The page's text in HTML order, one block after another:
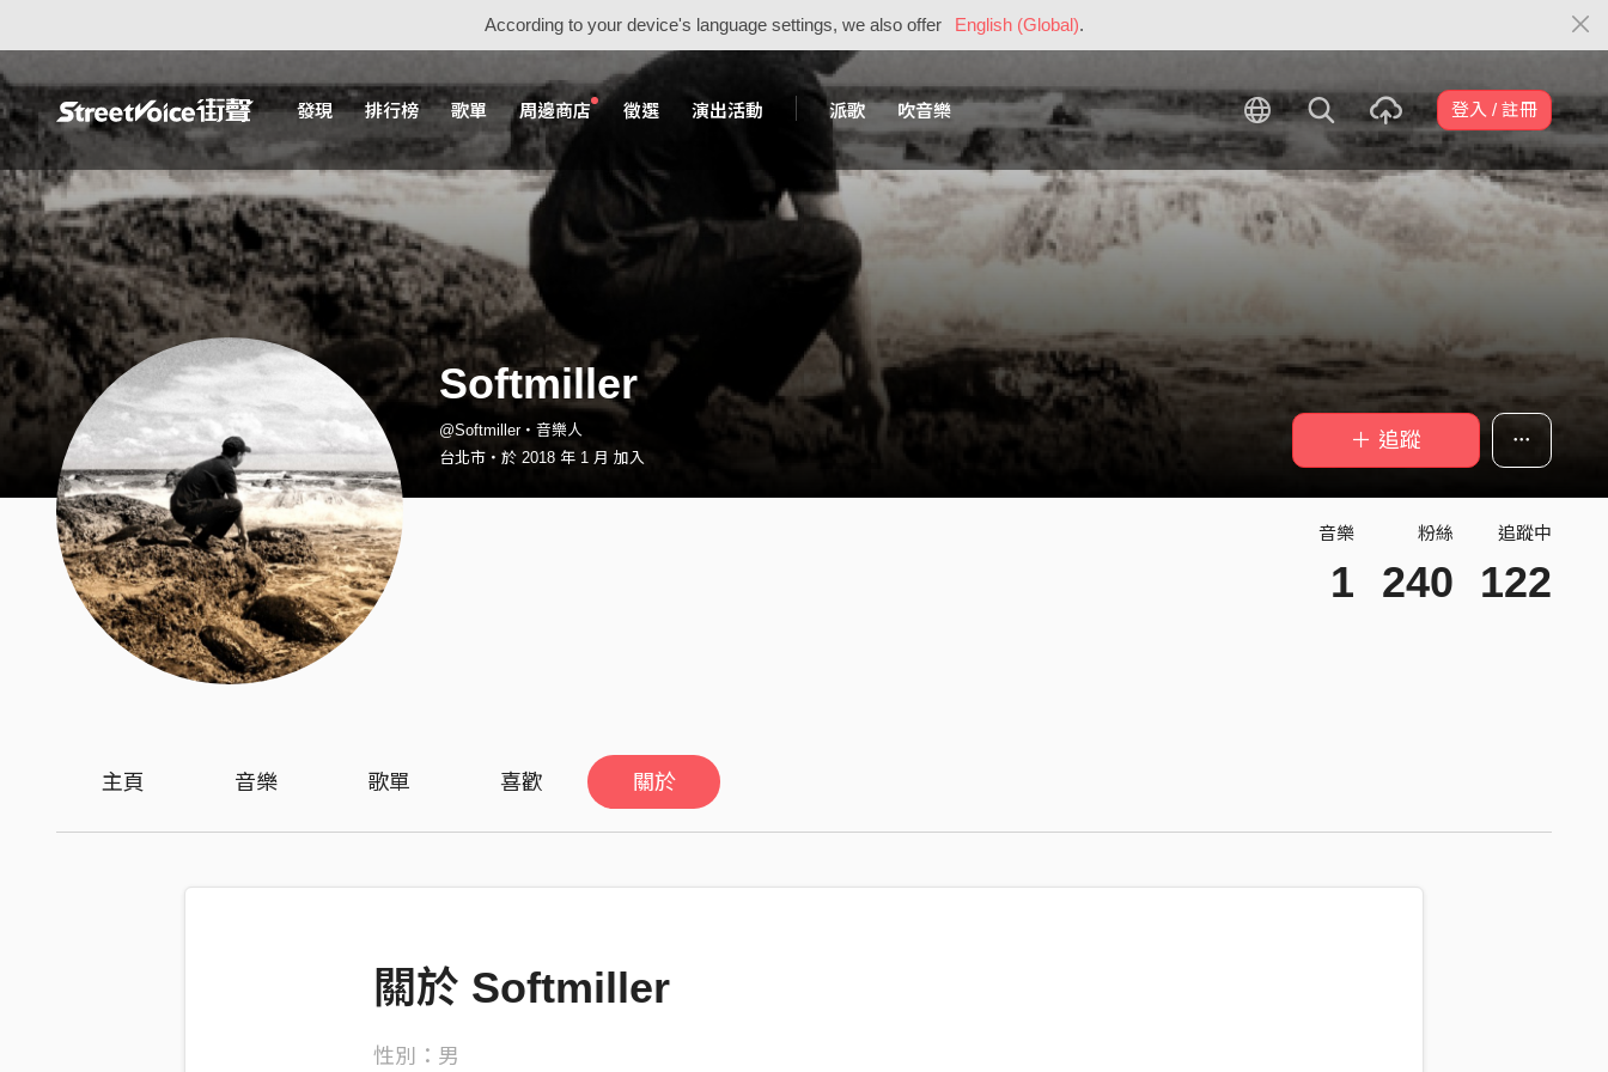
According to your device's language settings, we also offer English (Global).
發現 排行榜 歌單 周邊商店 徵選 演出活動 派歌 吹音樂 登入 / 註冊
Softmiller
@Softmiller・音樂人
台北市・於 2018 年 1 月 加入
＋ 追蹤
音樂
1
粉絲
240
追蹤中
122
主頁 音樂 歌單 喜歡 關於
關於 Softmiller
性別：男